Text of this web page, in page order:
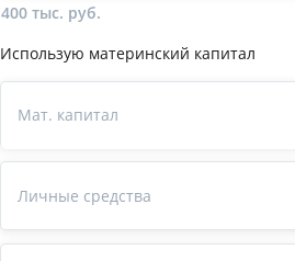
400 тыс. руб.
Использую материнский капитал
Мат. капитал
Личные средства